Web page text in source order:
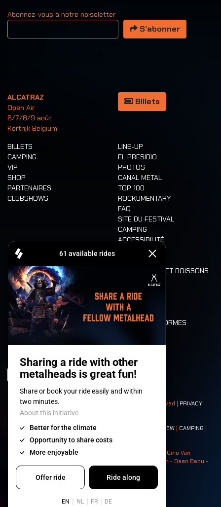
Abonnez-vous à notre noiseletter
Votre adresse email
S’abonner
ALCATRAZ
Open Air
6/7/8/9 août
Kortrijk Belgium
Billets
BILLETS
CAMPING
VIP
SHOP
PARTENAIRES
CLUBSHOWS
LINE-UP
EL PRESIDIO
PHOTOS
CANAL METAL
TOP 100
ROCKUMENTARY
FAQ
SITE DU FESTIVAL
CAMPING
ACCESSIBILITÉ
CASHLESS
ALIMENTATION ET BOISSONS
LONE WOLVES
PLAN
DEATH RIDE
VALEURS ET NORMES
HISTOIRE
© 2008-2026- Apache Productions VZW – All rights reserved | PRIVACY
POLICY|CONDITIONS GÉNÉRALES
Contact:GENERAL| PARTNERSHIPS CREW | CAMPING |
NEIGHBOURS
Photos: Ann Kermans - Hans Van Hoof - Eliaz Bruggeman - Gino Van
Lancker - Tim Tronckoe - Elsie Roymans - Stijn Verbruggen - Daan Becu -
Claus Christa - Devid Camerlynck